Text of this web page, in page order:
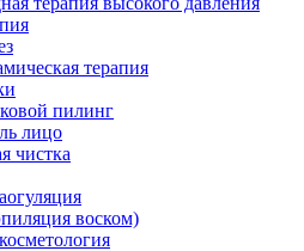
терапия
пилинг
лицо
чистка
воском)